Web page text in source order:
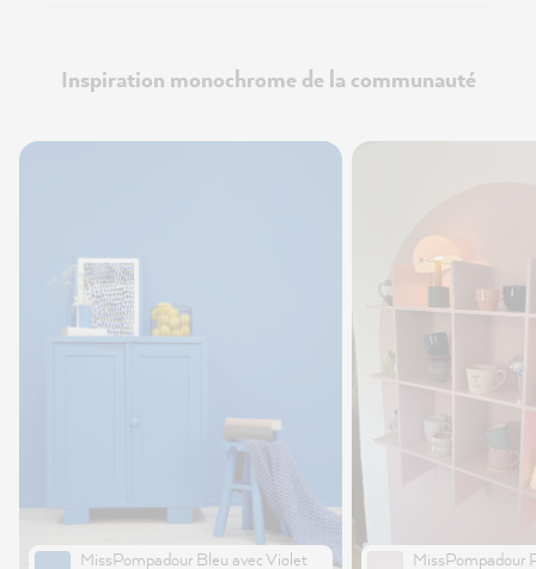
Inspiration monochrome de la communauté
MissPompadour Bleu avec Violet
MissPompadour